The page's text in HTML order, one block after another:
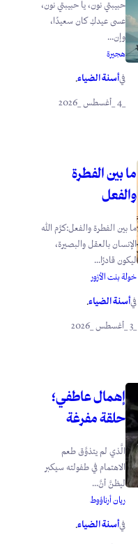
حبيبتي نون، يا حبيبتي نون،
عسى عيدكِ كان سعيدًا،
وإن...
هجيرة
فيأسنة الضياء.
_4 _أغسطس _2026
ما بين الفطرة
والفعل
ما بين الفطرة والفعل:كرَّم الله
الإنسان بالعقل والبصيرة،
ليكون قادرًا...
خولة بنت الأزور
فيأسنة الضياء.
إهمال عاطفي؛
حلقة مفرغة
الَّذي لم يتذوَّق طعم
الاهتمام في طفولته سيكبر
ليظنَّ أنَّ...
ريان أرناؤوط
فيأسنة الضياء.